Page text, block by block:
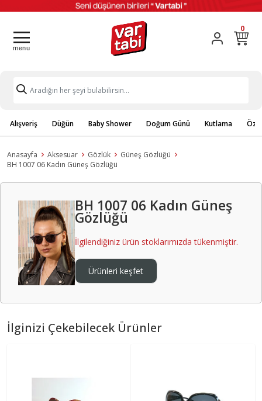
0
Alışveriş Düğün Baby Shower Doğum Günü Kutlama
Anasayfa Aksesuar Gözlük
Güneş Gözlüğü
BH 1007 06 Kadın Güneş Gözlüğü
BH 1007 06 Kadın Güneş
Gözlüğü
İlgilendiğiniz ürün stoklarımızda tükenmiştir.
Ürünleri keşfet
İlginizi Çekebilecek Ürünler